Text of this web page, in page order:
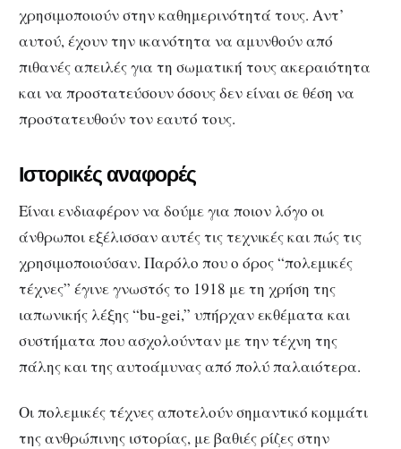
χρησιμοποιούν στην καθημερινότητά τους. Αντ’
αυτού, έχουν την ικανότητα να αμυνθούν από
πιθανές απειλές για τη σωματική τους ακεραιότητα
και να προστατεύσουν όσους δεν είναι σε θέση να
προστατευθούν τον εαυτό τους.
Ιστορικές αναφορές
Είναι ενδιαφέρον να δούμε για ποιον λόγο οι
άνθρωποι εξέλισσαν αυτές τις τεχνικές και πώς τις
χρησιμοποιούσαν. Παρόλο που ο όρος “πολεμικές
τέχνες” έγινε γνωστός το 1918 με τη χρήση της
ιαπωνικής λέξης “bu-gei,” υπήρχαν εκθέματα και
συστήματα που ασχολούνταν με την τέχνη της
πάλης και της αυτοάμυνας από πολύ παλαιότερα.
Οι πολεμικές τέχνες αποτελούν σημαντικό κομμάτι
της ανθρώπινης ιστορίας, με βαθιές ρίζες στην